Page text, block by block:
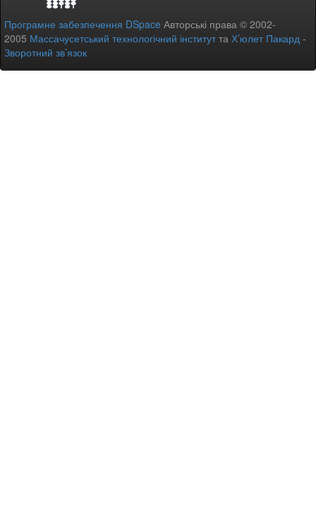
Програмне забезпечення DSpace Авторські права © 2002-
2005 Массачусетський технологічний інститутта Х’юлет Пакард -
Зворотний зв’язок